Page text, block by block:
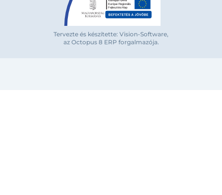
Tervezte és készítette: Vision-Software,
az Octopus 8 ERP forgalmazója.